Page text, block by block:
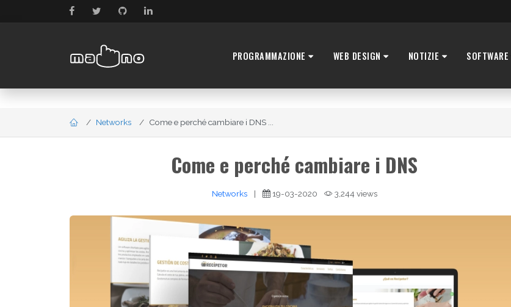
PROGRAMMAZIONE WEB DESIGN NOTIZIE SOFTWARE
Networks Come e perché cambiare i DNS ...
Come e perché cambiare i DNS
Networks | 19-03-2020 3,244 views